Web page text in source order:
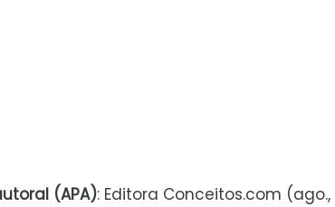
(APA): Editora Conceitos.com